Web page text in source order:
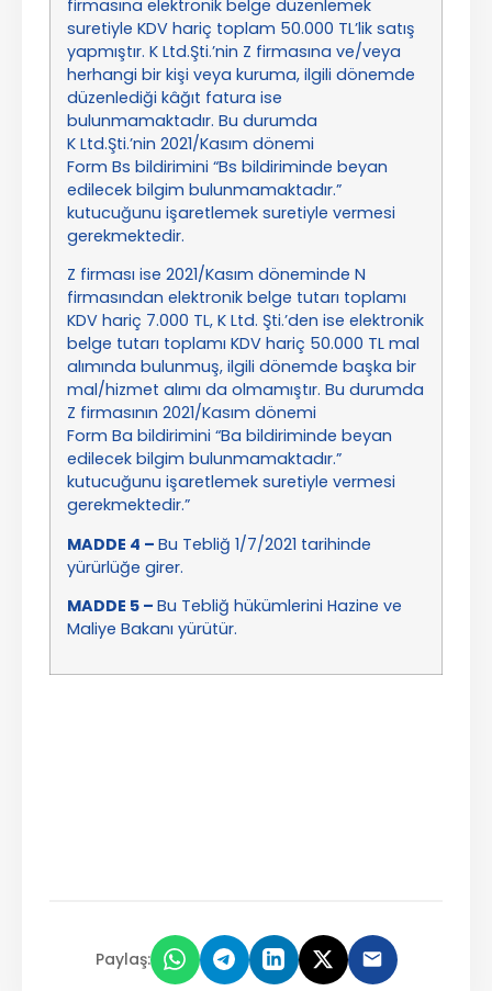
firmasına elektronik belge düzenlemek
suretiyle KDV hariç toplam 50.000 TL’lik satış
yapmıştır. K Ltd.Şti.’nin Z firmasına ve/veya
herhangi bir kişi veya kuruma, ilgili dönemde
düzenlediği kâğıt fatura ise
bulunmamaktadır. Bu durumda
K Ltd.Şti.’nin 2021/Kasım dönemi
Form Bs bildirimini “Bs bildiriminde beyan
edilecek bilgim bulunmamaktadır.”
kutucuğunu işaretlemek suretiyle vermesi
gerekmektedir.
Z firması ise 2021/Kasım döneminde N
firmasından elektronik belge tutarı toplamı
KDV hariç 7.000 TL, K Ltd. Şti.’den ise elektronik
belge tutarı toplamı KDV hariç 50.000 TL mal
alımında bulunmuş, ilgili dönemde başka bir
mal/hizmet alımı da olmamıştır. Bu durumda
Z firmasının 2021/Kasım dönemi
Form Ba bildirimini “Ba bildiriminde beyan
edilecek bilgim bulunmamaktadır.”
kutucuğunu işaretlemek suretiyle vermesi
gerekmektedir.”
MADDE 4 – Bu Tebliğ 1/7/2021 tarihinde
yürürlüğe girer.
MADDE 5 – Bu Tebliğ hükümlerini Hazine ve
Maliye Bakanı yürütür.
Paylaş: